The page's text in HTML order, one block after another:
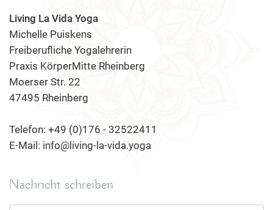
Living La Vida Yoga
Michelle Puiskens
Freiberufliche Yogalehrerin
Praxis KörperMitte Rheinberg
Moerser Str. 22
47495 Rheinberg
Telefon: +49 (0)176 - 32522411
E-Mail: info@living-la-vida.yoga
Nachricht schreiben